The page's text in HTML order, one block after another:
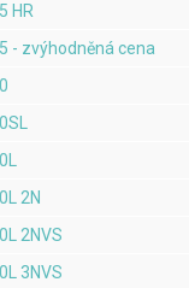
HR
- zvýhodněná cena
2N
2NVS
3NVS